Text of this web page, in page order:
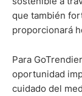
que también
proporcionará
Para
oportunidad
cuidado del